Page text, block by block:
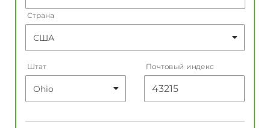
Страна
Штат Почтовый индекс